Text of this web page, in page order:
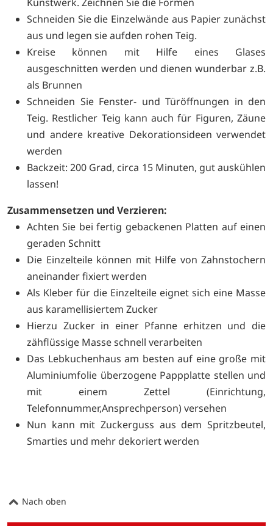
Schneiden Sie die Einzelwände aus Papier zunächst
aus und legen sie aufden rohen Teig.
Kreise können mit Hilfe eines Glases
ausgeschnitten werden und dienen wunderbar z.B.
als Brunnen
Schneiden Sie Fenster- und Türöffnungen in den
Teig. Restlicher Teig kann auch für Figuren, Zäune
und andere kreative Dekorationsideen verwendet
werden
Backzeit: 200 Grad, circa 15 Minuten, gut auskühlen
lassen!
Zusammensetzen und Verzieren:
Achten Sie bei fertig gebackenen Platten auf einen
geraden Schnitt
Die Einzelteile können mit Hilfe von Zahnstochern
aneinander fixiert werden
Als Kleber für die Einzelteile eignet sich eine Masse
aus karamellisiertem Zucker
Hierzu Zucker in einer Pfanne erhitzen und die
zähflüssige Masse schnell verarbeiten
Das Lebkuchenhaus am besten auf eine große mit
Aluminiumfolie überzogene Pappplatte stellen und
mit einem Zettel (Einrichtung,
Telefonnummer,Ansprechperson) versehen
Nun kann mit Zuckerguss aus dem Spritzbeutel,
Smarties und mehr dekoriert werden
Nach oben